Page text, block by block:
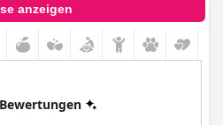
anzeigen